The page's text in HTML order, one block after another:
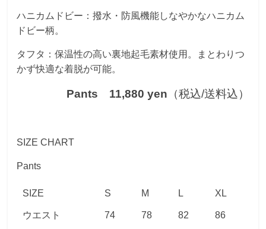
ハニカムドビー：撥水・防風機能しなやかなハニカム
ドビー柄。
タフタ：保温性の高い裏地起毛素材使用。まとわりつ
かず快適な着脱が可能。
Pants 11,880 yen （税込/送料込）
SIZE CHART
Pants
SIZE S M L XL
ウエスト 74 78 82 86